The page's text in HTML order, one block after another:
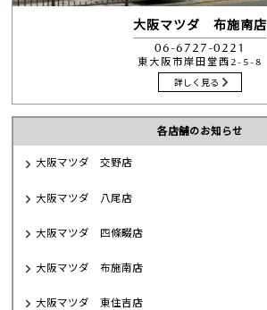
大阪マツダ 布施南店
06-6727-0221
東大阪市岸田堂西2-5-8
詳しく見る
各店舗のお知らせ
大阪マツダ 交野店
大阪マツダ 八尾店
大阪マツダ 四條畷店
大阪マツダ 布施南店
大阪マツダ 東住吉店